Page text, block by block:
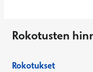
Rokotusten
Rokotukset